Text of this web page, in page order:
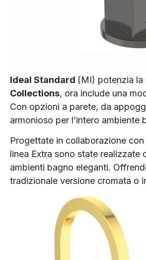
Ideal Standard (MI) potenzia la
Collections, ora include una
Con opzioni a parete, da
armonioso per l’intero ambiente
Progettate in collaborazione
linea Extra sono state
ambienti bagno eleganti.
tradizionale versione cromata o